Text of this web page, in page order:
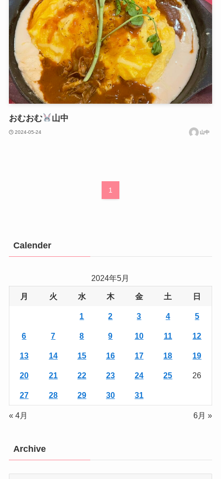
おむおむ 山中
2024-05-24 山中
1
Calender
2024年5月
月 火 水 木 金 土 日
1 2 3 4 5
6 7 8 9 10 11 12
13 14 15 16 17 18 19
20 21 22 23 24 25 26
27 28 29 30 31
« 4月 6月 »
Archive